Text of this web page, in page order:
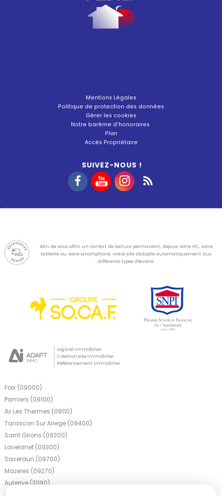
Mentions Légales
Politique de protection des données
Gérer les cookies
Notre barème d'honoraires
Plan
Accès Propriétaire
SUIVEZ-NOUS !
Afin de vous offrir un confort de lecture permanent, depuis votre PC, votre
tablette ou votre smartphone, notre site s'adapte automatiquement aux
différents types d'écrans
Logiciel immobilier
Création site immobilier
Référencement immobilier
Foix (09000)
Pamiers (09100)
Ax Les Thermes (09110)
Tarascon Sur Ariege (09400)
Saint Girons (09200)
Lavelanet (09300)
Saverdun (09700)
Mazeres (09270)
Auterive (31190)